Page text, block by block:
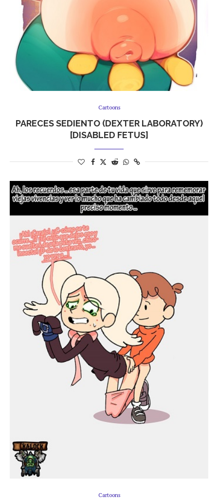
Cartoons
PARECES SEDIENTO (DEXTER LABORATORY)
[DISABLED FETUS]
Cartoons